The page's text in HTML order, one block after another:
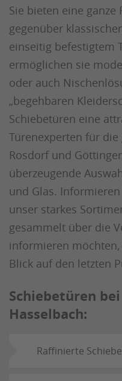
Sie bieten eine ganze
gegenüber
einseitig befestigtem
ermöglichen sie
oder auch
„begehbaren
Schiebetüren eine
Türenexperten für die
Rosdorf und
überzeugende
und Glas.
unser starkes
gesammelt über die
informieren
Blick auf den letzten
Schiebetüren
Hasselbach:
Raffinierte